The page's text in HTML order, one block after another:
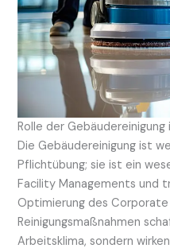
Rolle der Gebäudereinigung
Die Gebäudereinigung ist
Pflichtübung; sie ist ein
Facility Managements und
Optimierung des Corporate
Reinigungsmaßnahmen
Arbeitsklima, sondern